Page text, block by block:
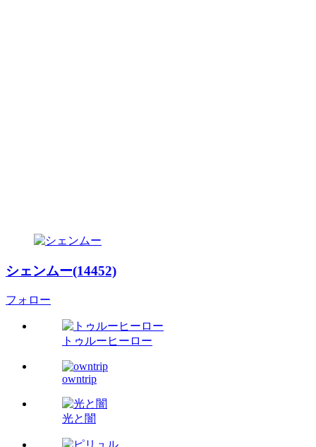
シェンムー(14452)
フォロー
トゥルーヒーロー
owntrip
光と闇